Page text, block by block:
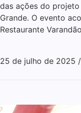
das ações do projeto
Grande. O evento
Restaurante
25 de julho de 2025 /